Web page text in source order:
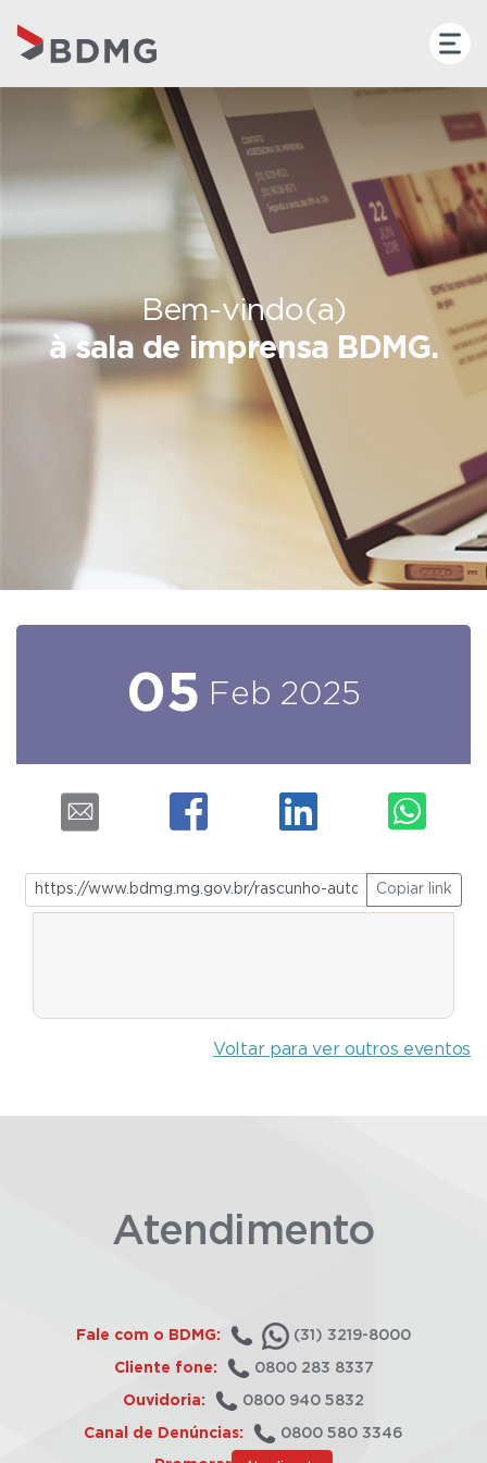
Bem-vindo(a)
à sala de imprensa BDMG.
05 Feb 2025
Copiar link
Voltar para ver outros eventos
Atendimento
Fale com o BDMG: (31) 3219-8000
Cliente fone: 0800 283 8337
Ouvidoria: 0800 940 5832
Canal de Denúncias: 0800 580 3346